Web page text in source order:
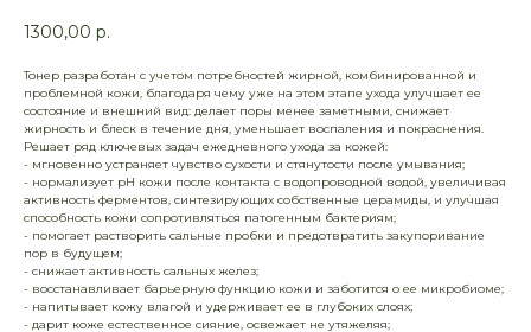
1300,00 р.
Тонер разработан с учетом потребностей жирной, комбинированной и
проблемной кожи, благодаря чему уже на этом этапе ухода улучшает ее
состояние и внешний вид: делает поры менее заметными, снижает
жирность и блеск в течение дня, уменьшает воспаления и покраснения.
Решает ряд ключевых задач ежедневного ухода за кожей:
- мгновенно устраняет чувство сухости и стянутости после умывания;
- нормализует рН кожи после контакта с водопроводной водой, увеличивая
активность ферментов, синтезирующих собственные церамиды, и улучшая
способность кожи сопротивляться патогенным бактериям;
- помогает растворить сальные пробки и предотвратить закупоривание
пор в будущем;
- снижает активность сальных желез;
- восстанавливает барьерную функцию кожи и заботится о ее микробиоме;
- напитывает кожу влагой и удерживает ее в глубоких слоях;
- дарит коже естественное сияние, освежает не утяжеляя;